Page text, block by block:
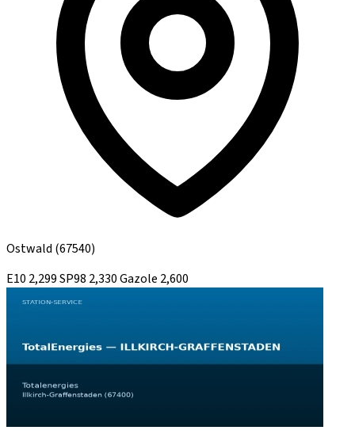
Ostwald (67540)
E10 2,299SP98 2,330Gazole 2,600